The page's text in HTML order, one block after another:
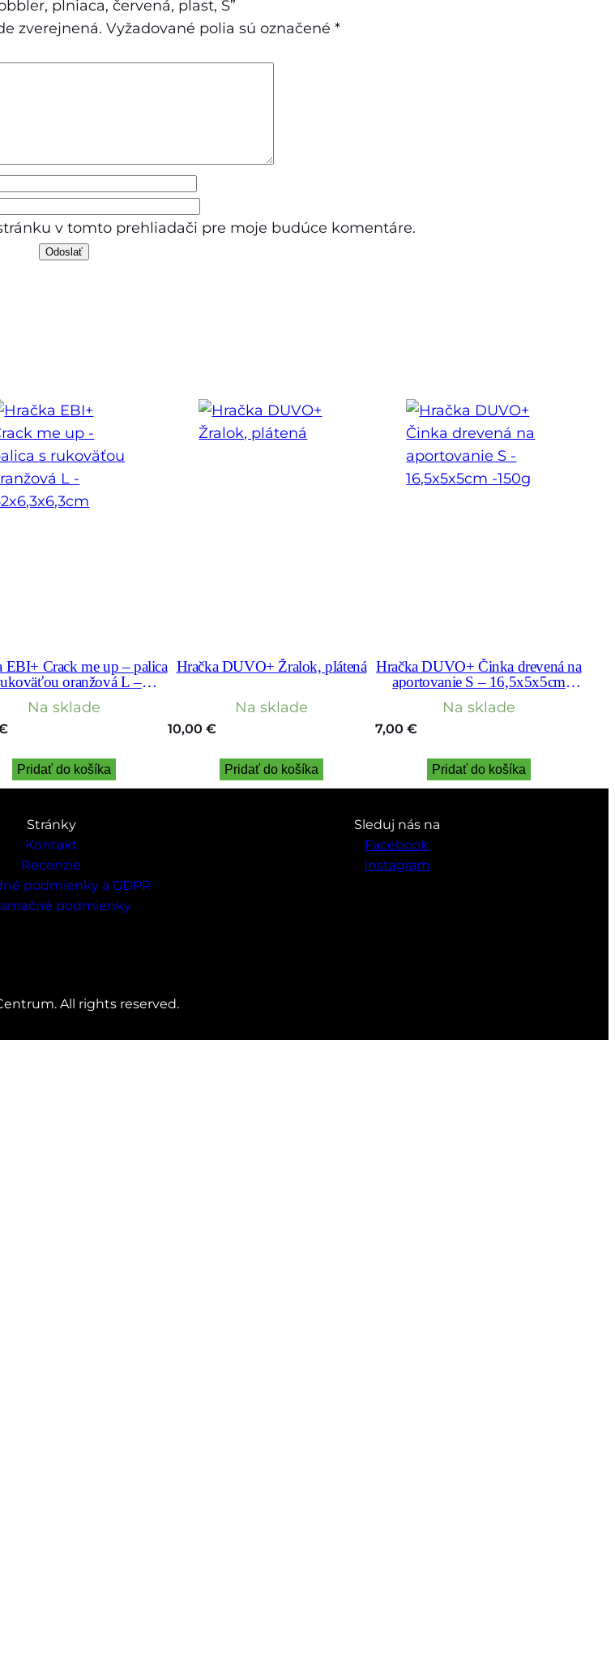
plniaca, červená, plast, S”
zverejnená. Vyžadované polia sú označené *
v tomto prehliadači pre moje budúce komentáre.
EBI+ Crack me up – palica
oranžová L –
42×6,3×6,3cm
Na sklade
Pridať do košíka
Hračka DUVO+ Žralok, plátená
Na sklade
10,00 €
Pridať do košíka
Hračka DUVO+ Činka drevená na
aportovanie S – 16,5x5x5cm
-150g
Na sklade
7,00 €
Pridať do košíka
Stránky
Kontakt
Recenzie
podmienky a GDPR
podmienky
Sleduj nás na
Facebook
Instagram
All rights reserved.